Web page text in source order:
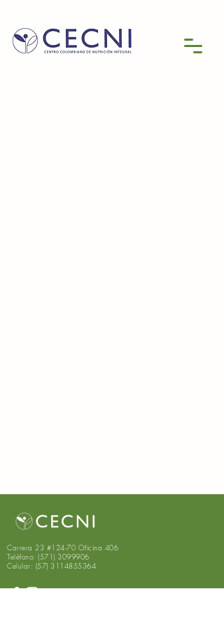
Carrera 23 #124-70 Oficina 406
Teléfono: (571) 3099906
Celular: (57) 3114855364